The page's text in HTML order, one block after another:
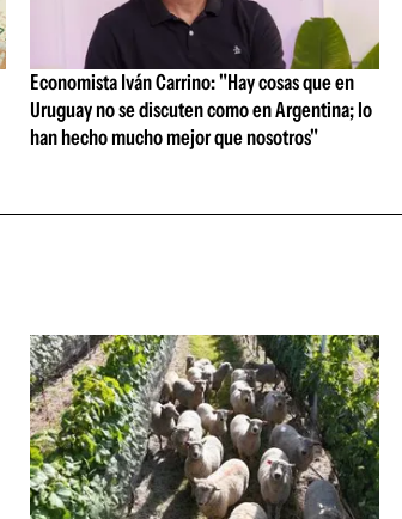
Economista Iván Carrino: "Hay cosas que en
Uruguay no se discuten como en Argentina; lo
han hecho mucho mejor que nosotros"